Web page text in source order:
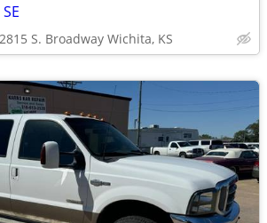
2815 S. Broadway Wichita, KS